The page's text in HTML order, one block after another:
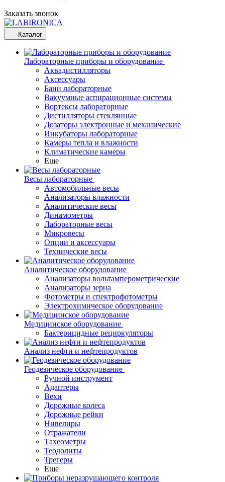
Заказать звонок
Каталог
Лабораторные приборы и оборудование
Аквадистилляторы
Аксессуары
Бани лабораторные
Вакуумные аспирационные системы
Вортексы лабораторные
Дистилляторы стеклянные
Дозаторы электронные и механические
Инкубаторы лабораторные
Камеры тепла и влажности
Климатические камеры
Еще
Весы лабораторные
Автомобильные весы
Анализаторы влажности
Аналитические весы
Динамометры
Лабораторные весы
Микровесы
Опции и аксессуары
Технические весы
Аналитическое оборудование
Анализаторы вольтамперометрические
Анализаторы зерна
Фотометры и спектрофотометры
Электрохимическое оборудование
Медицинское оборудование
Бактерицидные рециркуляторы
Анализ нефти и нефтепродуктов
Геодезическое оборудование
Ручной инструмент
Адаптеры
Вехи
Дорожные колеса
Дорожные рейки
Нивелиры
Отражатели
Тахеометры
Теодолиты
Трегеры
Еще